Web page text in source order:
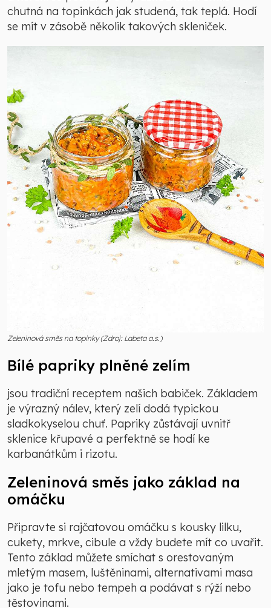
chutná na topinkách jak studená, tak teplá. Hodí
se mít v zásobě několik takových skleniček.
Zeleninová směs na topinky (Zdroj: Labeta a.s.)
Bílé papriky plněné zelím
jsou tradiční receptem našich babiček. Základem
je výrazný nálev, který zelí dodá typickou
sladkokyselou chuť. Papriky zůstávají uvnitř
sklenice křupavé a perfektně se hodí ke
karbanátkům i rizotu.
Zeleninová směs jako základ na
omáčku
Připravte si rajčatovou omáčku s kousky lilku,
cukety, mrkve, cibule a vždy budete mít co uvařit.
Tento základ můžete smíchat s orestovaným
mletým masem, luštěninami, alternativami masa
jako je tofu nebo tempeh a podávat s rýží nebo
těstovinami.